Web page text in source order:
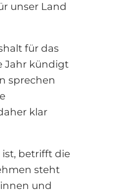
unser Land
für das
Jahr kündigt
sprechen
klar
ist, betrifft die
steht
und